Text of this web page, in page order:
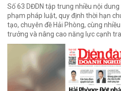
Số 63 DĐDN tập trung nhiều nội
phạm pháp luật, quy định thời hạn
tạo, chuyên đề Hải Phòng, cùng
trưởng và nâng cao năng lực cạnh